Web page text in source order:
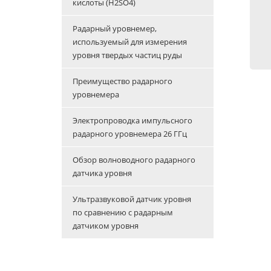
кислоты (H2SO4)
Радарный уровнемер,
используемый для измерения
уровня твердых частиц руды
Преимущество радарного
уровнемера
Электропроводка импульсного
радарного уровнемера 26 ГГц
Обзор волноводного радарного
датчика уровня
Ультразвуковой датчик уровня
по сравнению с радарным
датчиком уровня